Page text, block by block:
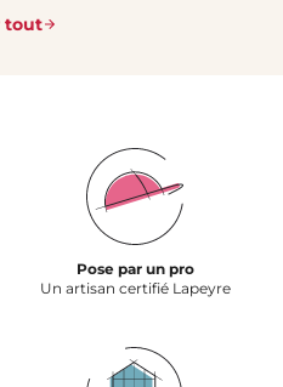
tout
Pose par un pro
Un artisan certifié Lapeyre